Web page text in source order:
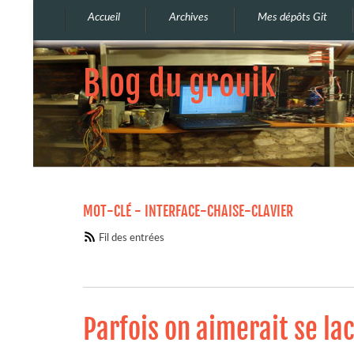
Accueil Archives Mes dépôts Git
Blog du grouik
MOT-CLÉ - INTERFACE-CHAISE-CLAVIER
Fil des entrées
Parfois on aimerait se